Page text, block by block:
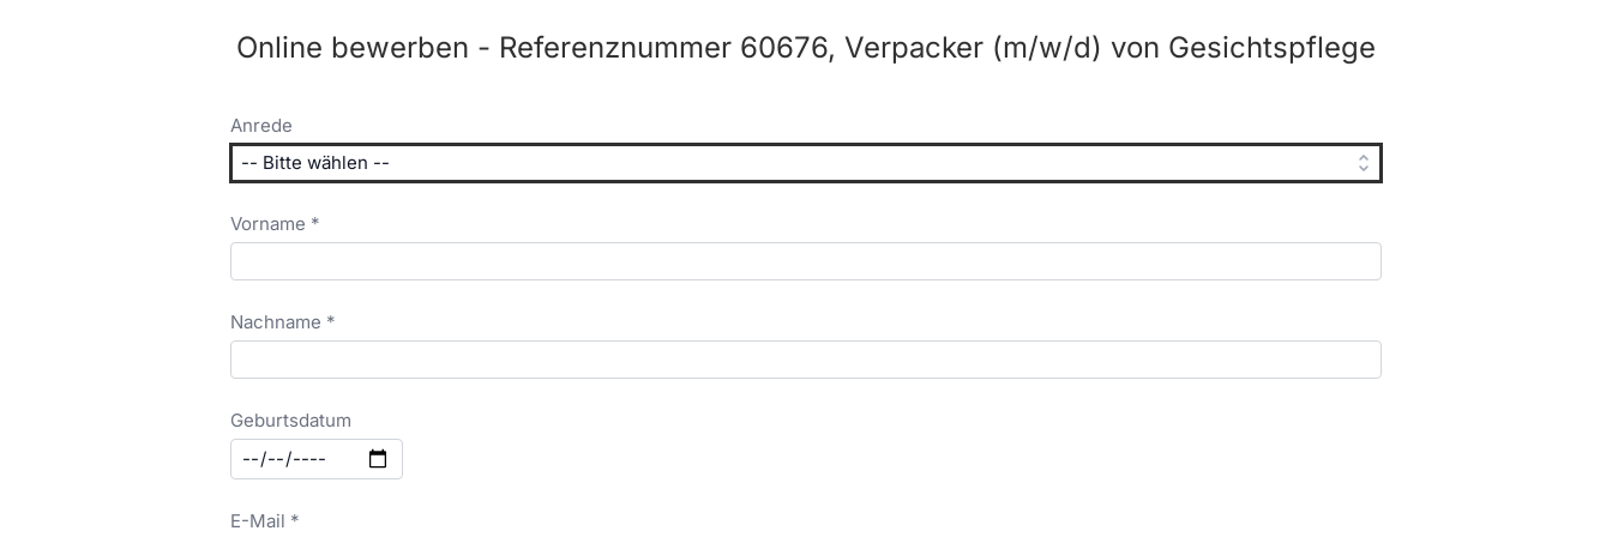
Online bewerben - Referenznummer 60676, Verpacker (m/w/d) von Gesichtspflege
Anrede
Vorname *
Nachname *
Geburtsdatum
E-Mail *